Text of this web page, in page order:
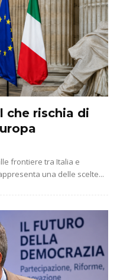
che rischia di
frontiere tra Italia e
una delle scelte...